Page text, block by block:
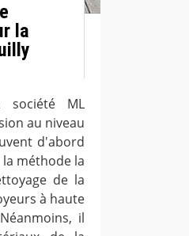
la
société ML
au niveau
d'abord
méthode la
de la
à haute
il